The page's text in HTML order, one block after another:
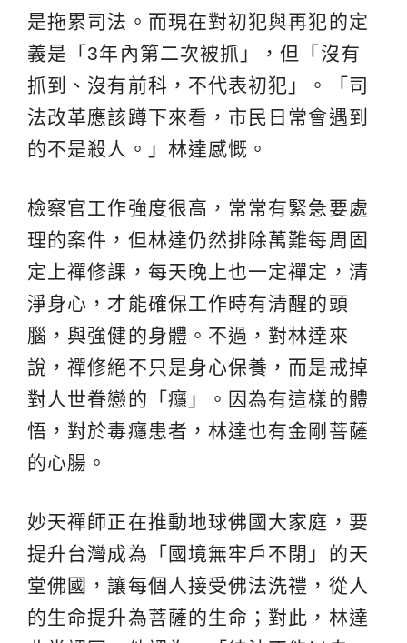
是拖累司法。而現在對初犯與再犯的定
義是「3年內第二次被抓」，但「沒有
抓到、沒有前科，不代表初犯」。「司
法改革應該蹲下來看，市民日常會遇到
的不是殺人。」林達感慨。
檢察官工作強度很高，常常有緊急要處
理的案件，但林達仍然排除萬難每周固
定上禪修課，每天晚上也一定禪定，清
淨身心，才能確保工作時有清醒的頭
腦，與強健的身體。不過，對林達來
說，禪修絕不只是身心保養，而是戒掉
對人世眷戀的「癮」。因為有這樣的體
悟，對於毒癮患者，林達也有金剛菩薩
的心腸。
妙天禪師正在推動地球佛國大家庭，要
提升台灣成為「國境無牢戶不閉」的天
堂佛國，讓每個人接受佛法洗禮，從人
的生命提升為菩薩的生命；對此，林達